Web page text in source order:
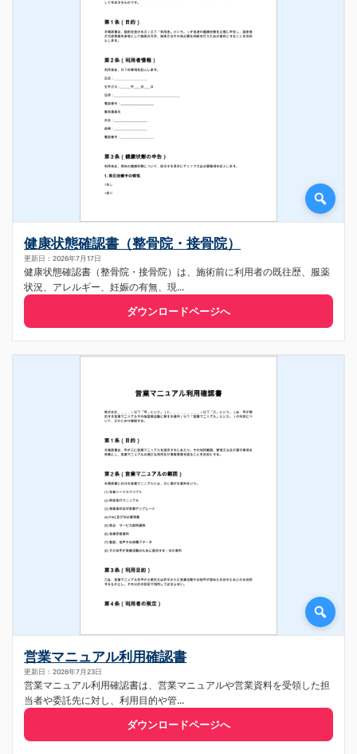
健康状態確認書（整骨院・接骨院）
更新日：2026年7月17日
健康状態確認書（整骨院・接骨院）は、施術前に利用者の既往歴、服薬
状況、アレルギー、妊娠の有無、現...
ダウンロードページへ
営業マニュアル利用確認書
更新日：2026年7月23日
営業マニュアル利用確認書は、営業マニュアルや営業資料を受領した担
当者や委託先に対し、利用目的や管...
ダウンロードページへ